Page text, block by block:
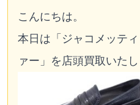
こんにちは。
本日は「ジャコメッテ
ァー」を店頭買取いたし